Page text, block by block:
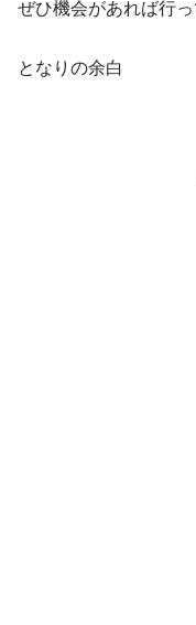
ぜひ機会があれば行
となりの余白